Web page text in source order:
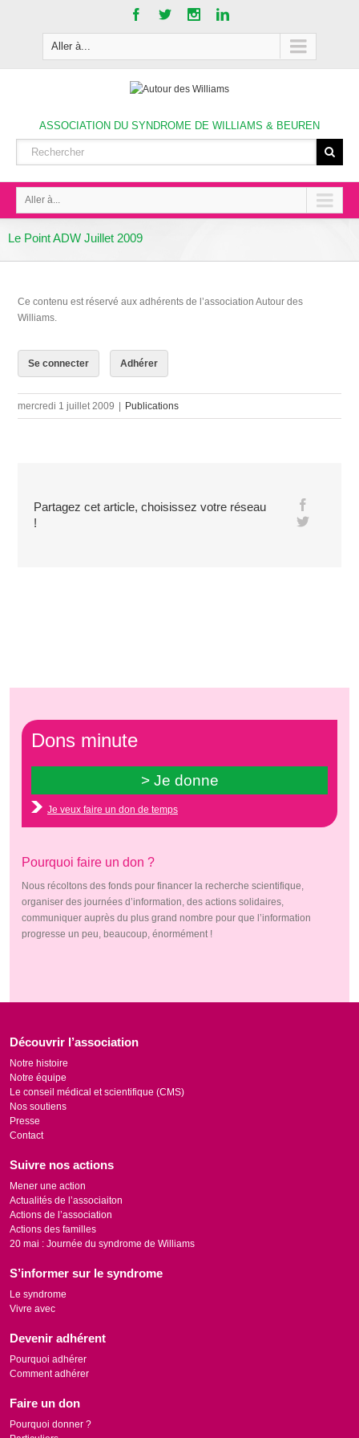
Aller à...
ASSOCIATION DU SYNDROME DE WILLIAMS & BEUREN
Aller à...
Le Point ADW Juillet 2009
Ce contenu est réservé aux adhérents de l’association Autour des
Williams.
Se connecter Adhérer
mercredi 1 juillet 2009 Publications
Partagez cet article, choisissez votre réseau
!
Dons minute
Je veux faire un don de temps
Pourquoi faire un don ?
Nous récoltons des fonds pour financer la recherche scientifique,
organiser des journées d’information, des actions solidaires,
communiquer auprès du plus grand nombre pour que l’information
progresse un peu, beaucoup, énormément !
Découvrir l’association
Notre histoire
Notre équipe
Le conseil médical et scientifique (CMS)
Nos soutiens
Presse
Contact
Suivre nos actions
Mener une action
Actualités de l’associaiton
Actions de l’association
Actions des familles
20 mai : Journée du syndrome de Williams
S’informer sur le syndrome
Le syndrome
Vivre avec
Devenir adhérent
Pourquoi adhérer
Comment adhérer
Faire un don
Pourquoi donner ?